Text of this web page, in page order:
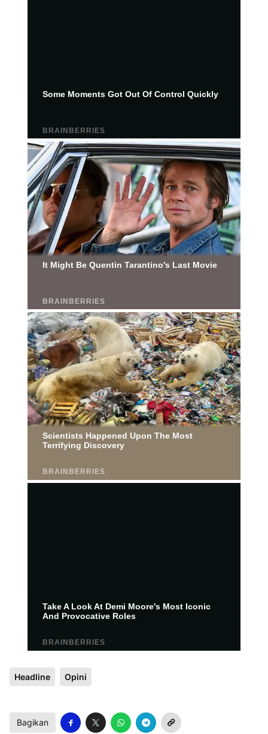
Headline Opini
Bagikan